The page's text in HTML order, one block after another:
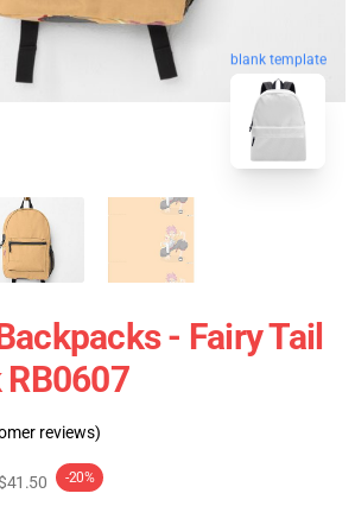
blank template
- Fairy Tail
reviews)
-20%